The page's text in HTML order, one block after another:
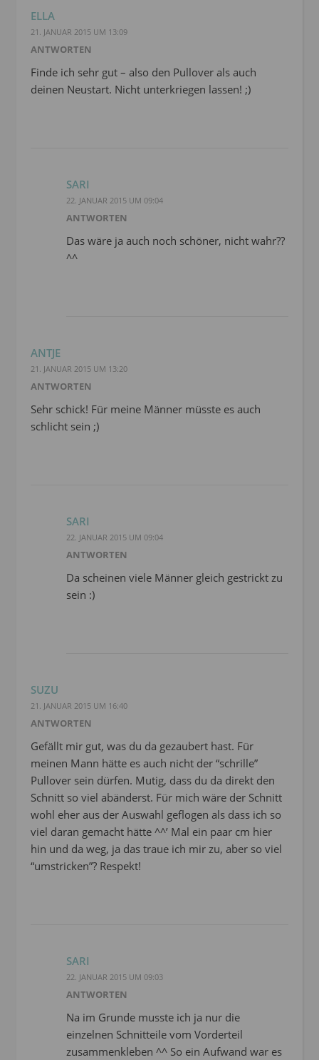
ELLA
21. JANUAR 2015 UM 13:09
ANTWORTEN
Finde ich sehr gut – also den Pullover als auch
deinen Neustart. Nicht unterkriegen lassen! ;)
SARI
22. JANUAR 2015 UM 09:04
ANTWORTEN
Das wäre ja auch noch schöner, nicht wahr??
^^
ANTJE
21. JANUAR 2015 UM 13:20
ANTWORTEN
Sehr schick! Für meine Männer müsste es auch
schlicht sein ;)
SARI
22. JANUAR 2015 UM 09:04
ANTWORTEN
Da scheinen viele Männer gleich gestrickt zu
sein :)
SUZU
21. JANUAR 2015 UM 16:40
ANTWORTEN
Gefällt mir gut, was du da gezaubert hast. Für
meinen Mann hätte es auch nicht der “schrille”
Pullover sein dürfen. Mutig, dass du da direkt den
Schnitt so viel abänderst. Für mich wäre der Schnitt
wohl eher aus der Auswahl geflogen als dass ich so
viel daran gemacht hätte ^^’ Mal ein paar cm hier
hin und da weg, ja das traue ich mir zu, aber so viel
“umstricken”? Respekt!
SARI
22. JANUAR 2015 UM 09:03
ANTWORTEN
Na im Grunde musste ich ja nur die
einzelnen Schnitteile vom Vorderteil
zusammenkleben ^^ So ein Aufwand war es